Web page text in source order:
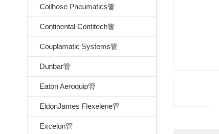
Coilhose Pneumatics管
Continental Contitech管
Couplamatic Systems管
Dunbar管
Eaton Aeroquip管
EldonJames Flexelene管
Excelon管